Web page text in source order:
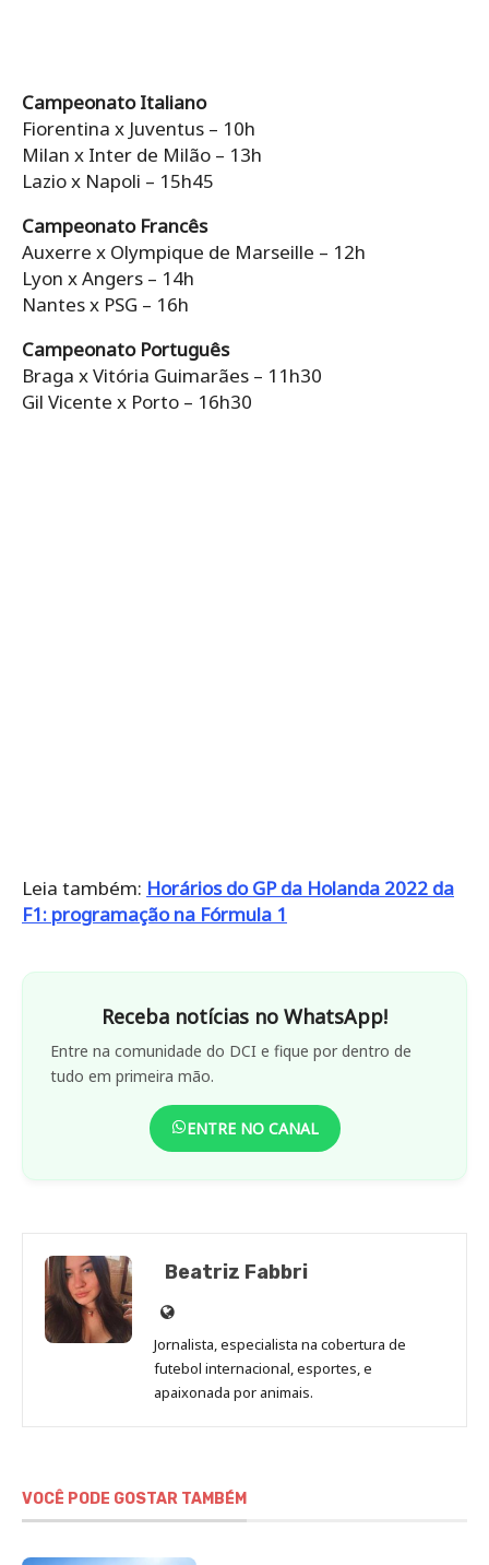
Campeonato Italiano
Fiorentina x Juventus – 10h
Milan x Inter de Milão – 13h
Lazio x Napoli – 15h45
Campeonato Francês
Auxerre x Olympique de Marseille – 12h
Lyon x Angers – 14h
Nantes x PSG – 16h
Campeonato Português
Braga x Vitória Guimarães – 11h30
Gil Vicente x Porto – 16h30
Leia também: Horários do GP da Holanda 2022 da
F1: programação na Fórmula 1
Receba notícias no WhatsApp!
Entre na comunidade do DCI e fique por dentro de
tudo em primeira mão.
ENTRE NO CANAL
Beatriz Fabbri
Site
de
Beatriz
Fabbri
Jornalista, especialista na cobertura de
futebol internacional, esportes, e
apaixonada por animais.
VOCÊ PODE GOSTAR TAMBÉM